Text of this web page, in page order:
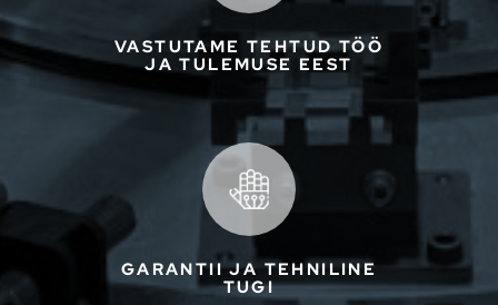
VASTUTAME TEHTUD TÖÖ
JA TULEMUSE EEST
GARANTII JA TEHNILINE
TUGI